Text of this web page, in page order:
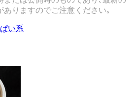
りますのでご注意ください｡
い系